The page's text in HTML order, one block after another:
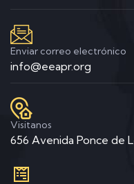
Enviar correo electrónico
info@eeapr.org
Visitanos
656 Avenida Ponce de